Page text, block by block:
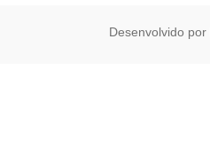
Desenvolvido por